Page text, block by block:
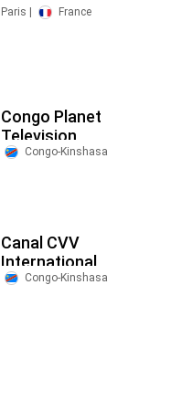
Paris | France
Congo Planet
Television
Congo-Kinshasa
Canal CVV
International
Congo-Kinshasa